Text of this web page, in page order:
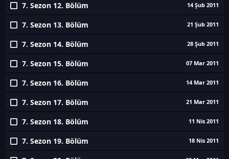
7. Sezon 12. Bölüm 14 Şub 2011
7. Sezon 13. Bölüm 21 Şub 2011
7. Sezon 14. Bölüm 28 Şub 2011
7. Sezon 15. Bölüm 07 Mar 2011
7. Sezon 16. Bölüm 14 Mar 2011
7. Sezon 17. Bölüm 21 Mar 2011
7. Sezon 18. Bölüm 11 Nis 2011
7. Sezon 19. Bölüm 18 Nis 2011